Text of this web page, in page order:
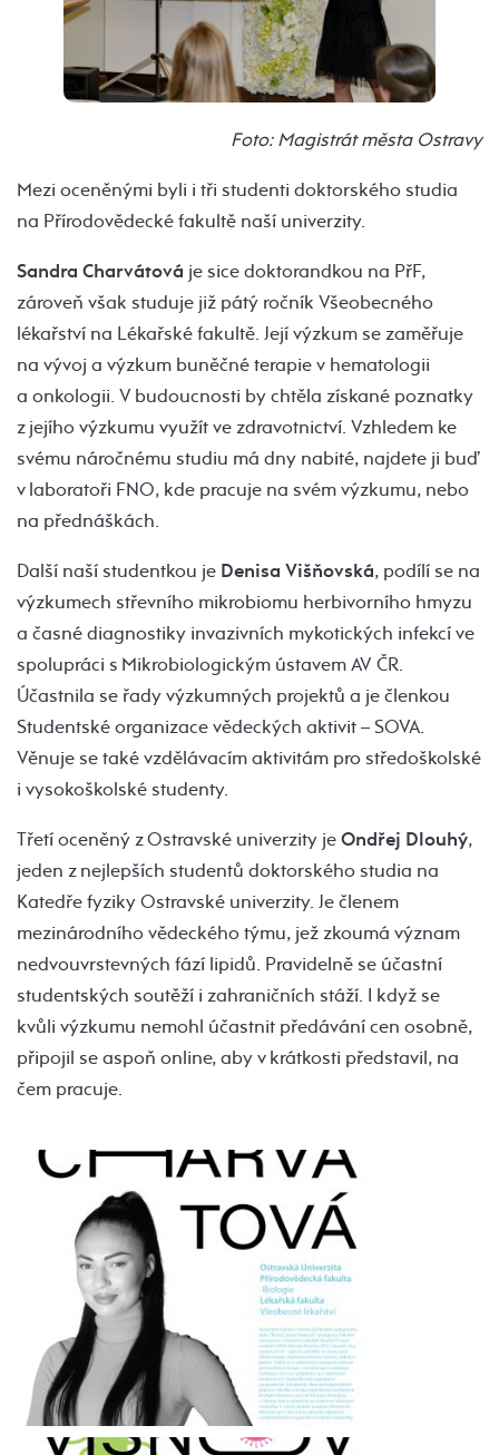
Foto: Magistrát města Ostravy
Mezi oceněnými byli i tři studenti doktorského studia
na Přírodovědecké fakultě naší univerzity.
Sandra Charvátová je sice doktorandkou na PřF,
zároveň však studuje již pátý ročník Všeobecného
lékařství na Lékařské fakultě. Její výzkum se zaměřuje
na vývoj a výzkum buněčné terapie v hematologii
a onkologii. V budoucnosti by chtěla získané poznatky
z jejího výzkumu využít ve zdravotnictví. Vzhledem ke
svému náročnému studiu má dny nabité, najdete ji buď
v laboratoři FNO, kde pracuje na svém výzkumu, nebo
na přednáškách.
Další naší studentkou je Denisa Višňovská, podílí se na
výzkumech střevního mikrobiomu herbivorního hmyzu
a časné diagnostiky invazivních mykotických infekcí ve
spolupráci s Mikrobiologickým ústavem AV ČR.
Účastnila se řady výzkumných projektů a je členkou
Studentské organizace vědeckých aktivit – SOVA.
Věnuje se také vzdělávacím aktivitám pro středoškolské
i vysokoškolské studenty.
Třetí oceněný z Ostravské univerzity jeOndřej Dlouhý,
jeden z nejlepších studentů doktorského studia na
Katedře fyziky Ostravské univerzity. Je členem
mezinárodního vědeckého týmu, jež zkoumá význam
nedvouvrstevných fází lipidů. Pravidelně se účastní
studentských soutěží i zahraničních stáží. I když se
kvůli výzkumu nemohl účastnit předávání cen osobně,
připojil se aspoň online, aby v krátkosti představil, na
čem pracuje.